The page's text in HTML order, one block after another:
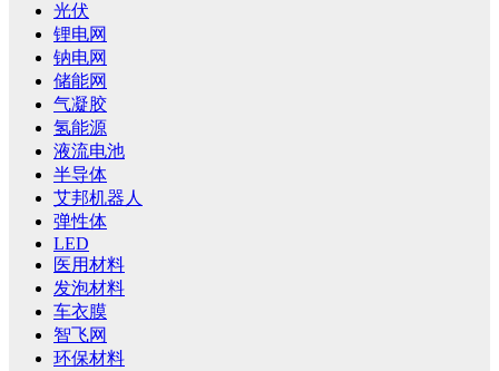
光伏
锂电网
钠电网
储能网
气凝胶
氢能源
液流电池
半导体
艾邦机器人
弹性体
LED
医用材料
发泡材料
车衣膜
智飞网
环保材料